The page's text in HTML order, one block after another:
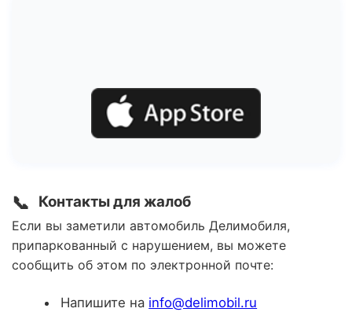
📞 Контакты для жалоб
Если вы заметили автомобиль Делимобиля,
припаркованный с нарушением, вы можете
сообщить об этом по электронной почте:
Напишите на info@delimobil.ru